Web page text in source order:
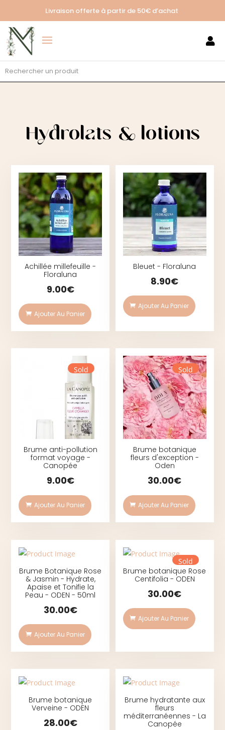
Livraison offerte à partir de 50€ d’achat

Hydrolats & lotions
Achillée millefeuille -
Floraluna
9.00€
Ajouter Au Panier
Bleuet - Floraluna
8.90€
Ajouter Au Panier
Sold
Brume anti-pollution
format voyage -
Canopée
9.00€
Ajouter Au Panier
Sold
Brume botanique
fleurs d'exception -
Oden
30.00€
Ajouter Au Panier
Brume Botanique Rose
& Jasmin - Hydrate,
Apaise et Tonifie la
Peau - ODEN - 50ml
30.00€
Ajouter Au Panier
Sold
Brume botanique Rose
Centifolia - ODEN
30.00€
Ajouter Au Panier
Brume botanique
Verveine - ODEN
28.00€
Brume hydratante aux
fleurs
méditerranéennes - La
Canopée